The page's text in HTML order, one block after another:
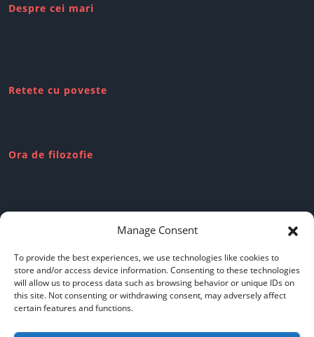
Manage Consent
To provide the best experiences, we use technologies like cookies to
store and/or access device information. Consenting to these technologies
will allow us to process data such as browsing behavior or unique IDs on
this site. Not consenting or withdrawing consent, may adversely affect
certain features and functions.
Despre cei mari
Retete cu poveste
Ora de filozofie
Politica de confidentialitate